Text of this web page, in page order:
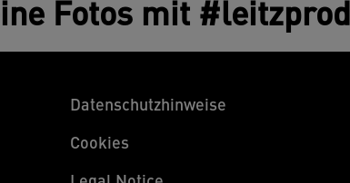
Fotos mit
Datenschutzhinweise
Cookies